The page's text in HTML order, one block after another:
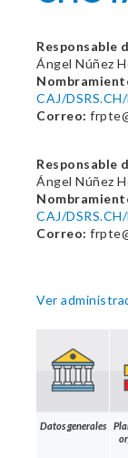
Responsable
Ángel Núñez
CAJ/
Correo:
Responsable
Ángel Núñez
CAJ/
Correo:
Ver
Datos generales